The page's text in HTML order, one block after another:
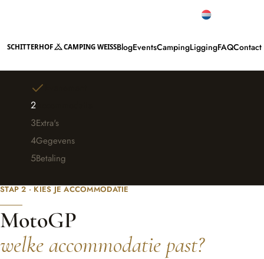
SCHITTERHOF CAMPING WEISSBlogEventsCampingLiggingFAQContact
2
3Extra's
4Gegevens
5Betaling
STAP 2 · KIES JE ACCOMMODATIE
MotoGP
welke accommodatie past?